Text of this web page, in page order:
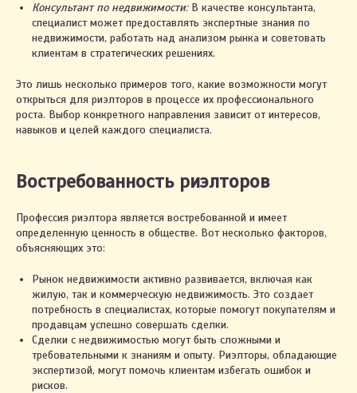
Консультант по недвижимости: В качестве консультанта,
специалист может предоставлять экспертные знания по
недвижимости, работать над анализом рынка и советовать
клиентам в стратегических решениях.
Это лишь несколько примеров того, какие возможности могут
открыться для риэлторов в процессе их профессионального
роста. Выбор конкретного направления зависит от интересов,
навыков и целей каждого специалиста.
Востребованность риэлторов
Профессия риэлтора является востребованной и имеет
определенную ценность в обществе. Вот несколько факторов,
объясняющих это:
Рынок недвижимости активно развивается, включая как
жилую, так и коммерческую недвижимость. Это создает
потребность в специалистах, которые помогут покупателям и
продавцам успешно совершать сделки.
Сделки с недвижимостью могут быть сложными и
требовательными к знаниям и опыту. Риэлторы, обладающие
экспертизой, могут помочь клиентам избегать ошибок и
рисков.